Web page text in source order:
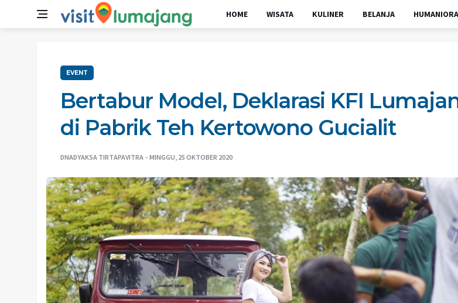
HOME WISATA KULINER BELANJA HUMANIORA
EVENT
Bertabur Model, Deklarasi KFI
di Pabrik Teh Kertowono Gucialit
DNADYAKSA TIRTAPAVITRA MINGGU, 25 OKTOBER 2020